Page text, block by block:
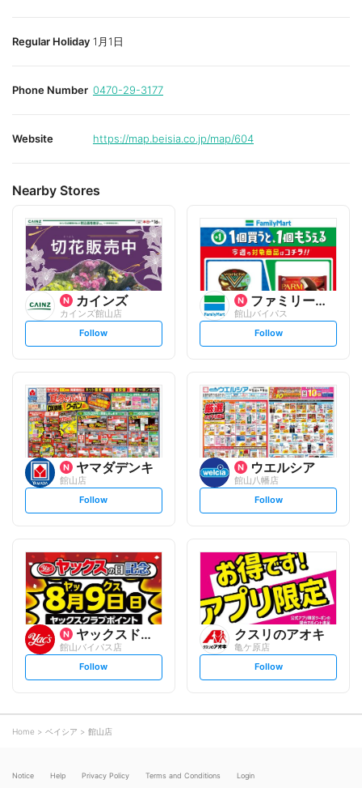
Regular Holiday 1月1日
Phone Number 0470-29-3177
Website https://map.beisia.co.jp/map/604
Nearby Stores
カインズ
カインズ館山店
s
t
l
o
w
Follow
ファミリーマート
館山バイパス
s
t
l
o
w
Follow
ヤマダデンキ
館山店
s
t
l
o
w
Follow
ウエルシア
館山八幡店
s
t
l
o
w
Follow
ヤックスドラッグ
館山バイパス店
s
t
o
w
Follow
クスリのアオキ
亀ケ原店
s
t
Follow
Home ベイシア 館山店
Notice Help Privacy Policy Terms and Conditions Login